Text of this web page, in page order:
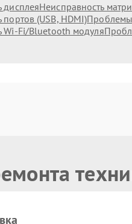
дисплеяНеисправность
портов (USB, HDMI)
Wi-Fi/Bluetooth модуля